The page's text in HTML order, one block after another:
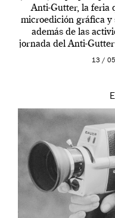
Anti-Gutter, la feria
microedición gráfica y
además de las
jornada del Anti-
13 /